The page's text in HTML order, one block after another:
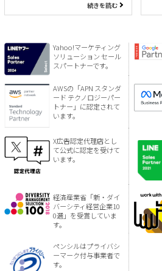
続きを読む
Yahoo!マーケティング
ソリューション セール
スパートナーです。
AWSの「APN スタンダ
ード テクノロジーパー
トナー」に認定されて
います。
X広告認定代理店とし
て公式に認定を受けて
います。
経済産業省「新・ダイ
バーシティ経営企業10
0選」を受賞していま
す。
ペンシルはプライバシ
ーマーク付与事業者で
す。